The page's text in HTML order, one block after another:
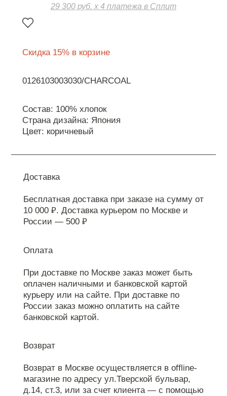
29 300 руб. х 4 платежа в Сплит
Скидка 15% в корзине
0126103003030/CHARCOAL
Состав: 100% хлопок
Страна дизайна: Япония
Цвет: коричневый
Доставка
Бесплатная доставка при заказе на сумму от
10 000 ₽. Доставка курьером по Москве и
России — 500 ₽
Оплата
При доставке по Москве заказ может быть
оплачен наличными и банковской картой
курьеру или на сайте. При доставке по
России заказ можно оплатить на сайте
банковской картой.
Возврат
Возврат в Москве осуществляется в offline-
магазине по адресу ул.Тверской бульвар,
д.14, ст.3, или за счет клиента — с помощью